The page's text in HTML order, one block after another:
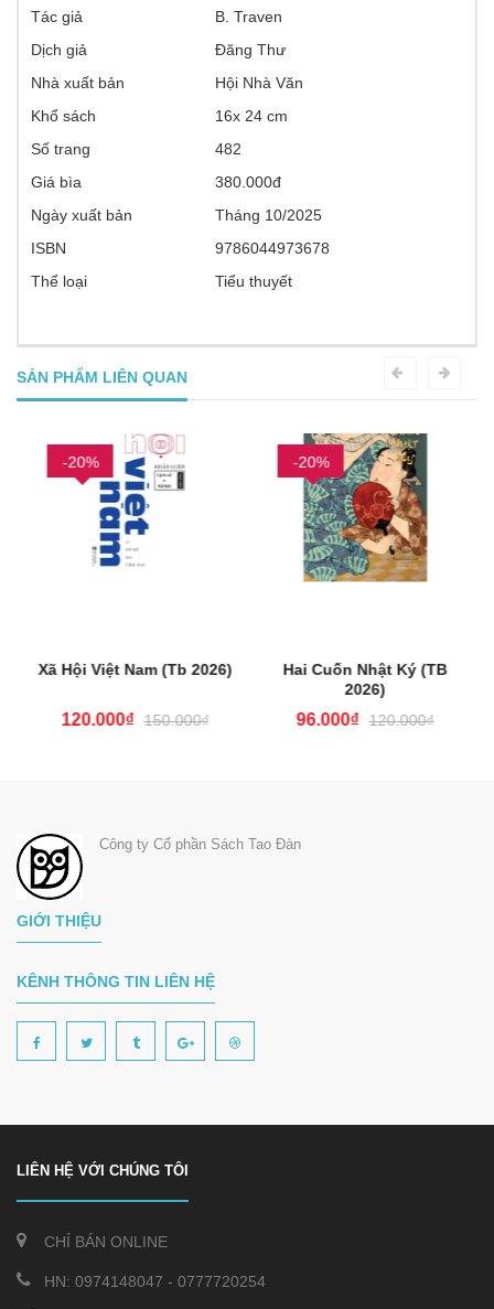
Tác giả
B. Traven
Dịch giả
Đăng Thư
Nhà xuất bản
Hội Nhà Văn
Khổ sách
16x 24 cm
Số trang
482
Giá bìa
380.000đ
Ngày xuất bản
Tháng 10/2025
ISBN
9786044973678
Thể loại
Tiểu thuyết
SẢN PHẨM LIÊN QUAN
-20%
Xã Hội Việt Nam (Tb 2026)
120.000₫ 150.000₫
-20%
Hai Cuốn Nhật Ký (TB
2026)
96.000₫ 120.000₫
GIỚI THIỆU
Công ty Cổ phần Sách Tao Đàn
KÊNH THÔNG TIN LIÊN HỆ
LIÊN HỆ VỚI CHÚNG TÔI
CHỈ BÁN ONLINE
HN: 0974148047 - 0777720254